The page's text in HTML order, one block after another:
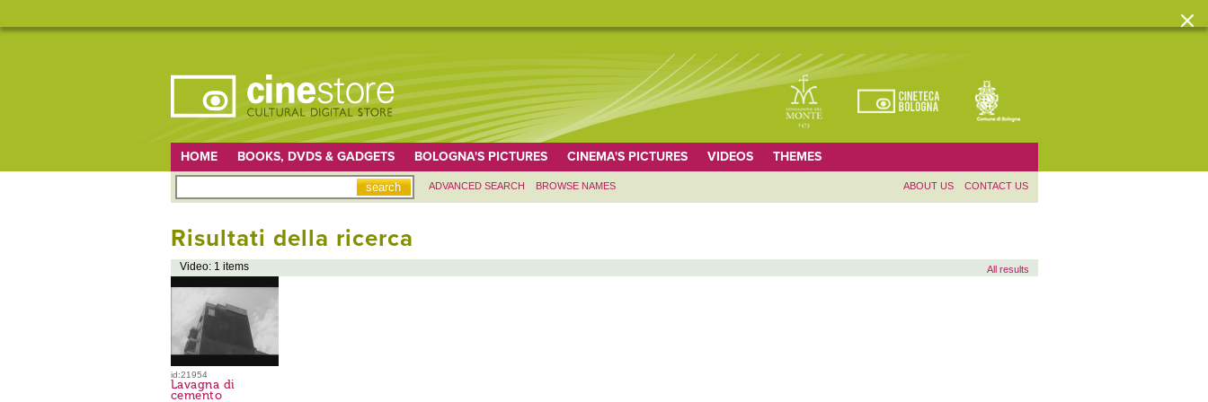
HOME BOOKS, DVDS & GADGETS BOLOGNA'S PICTURES CINEMA'S PICTURES VIDEOS THEMES
ADVANCED SEARCH BROWSE NAMES ABOUT US CONTACT US
Risultati della ricerca
Video: 1 items All results
id:21954
Lavagna di
cemento